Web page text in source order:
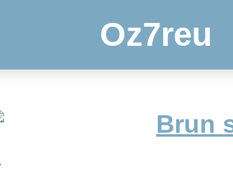
Oz7reu
Brun